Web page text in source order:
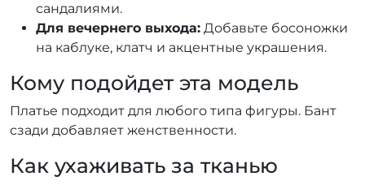
сандалиями.
Для вечернего выхода: Добавьте босоножки
на каблуке, клатч и акцентные украшения.
Кому подойдет эта модель
Платье подходит для любого типа фигуры. Бант
сзади добавляет женственности.
Как ухаживать за тканью